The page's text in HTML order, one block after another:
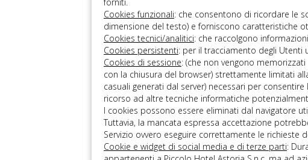
Cookies funzionali: che consentono di ricordare le
dimensione del testo) e forniscono caratteristiche
Cookies tecnici/analitici: che raccolgono
Cookies persistenti: per il tracciamento degli Utenti
Cookies di sessione: (che non vengono
con la chiusura del browser) strettamente limitati
casuali generati dal server) necessari per
ricorso ad altre tecniche informatiche
I cookies possono essere eliminati dal navigatore
Tuttavia, la mancata espressa accettazione
Servizio ovvero eseguire correttamente le richieste
Cookie e widget di social media e di terze parti: